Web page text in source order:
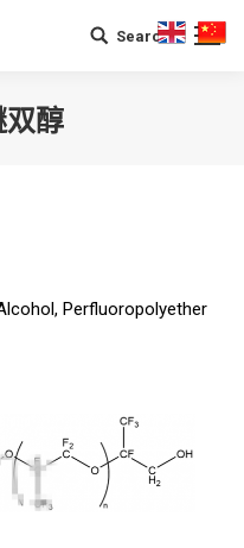
Search:
Search
双醇
Perfluoropolyether